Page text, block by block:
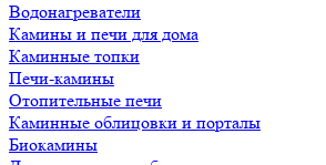
Водонагреватели
Камины и печи для дома
Каминные топки
Печи-камины
Отопительные печи
Каминные облицовки и порталы
Биокамины